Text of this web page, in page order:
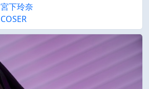
宮下玲奈
COSER